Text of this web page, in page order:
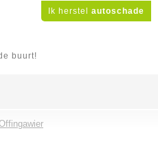
Ik herstel autoschade
buurt!